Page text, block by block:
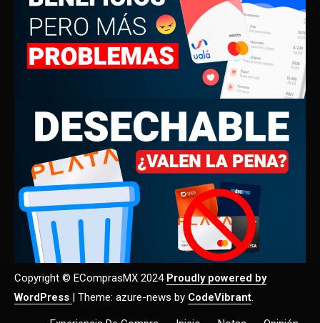
Copyright © EComprasMX 2024 Proudly powered by
WordPress | Theme: azure-news by CodeVibrant.